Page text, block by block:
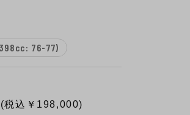
76-77)
(税込￥ 198,000)